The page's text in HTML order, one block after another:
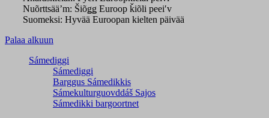
Nuõrttsää’m: Šiõǥǥ Euroop ǩiõli peeiʹv
Suomeksi: Hyvää Euroopan kielten päivää
Palaa alkuun
Sámediggi
Sámediggi
Barggus Sámedikkis
Sámekulturguovddáš Sajos
Sámedikki bargoortnet